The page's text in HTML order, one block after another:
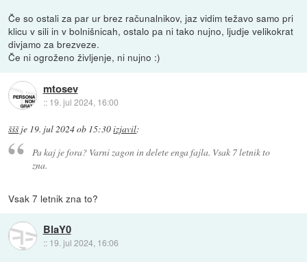
Če so ostali za par ur brez računalnikov, jaz vidim težavo samo pri
klicu v sili in v bolnišnicah, ostalo pa ni tako nujno, ljudje velikokrat
divjamo za brezveze.
Če ni ogroženo življenje, ni nujno :)
mtosev
:: 19. jul 2024, 16:00
šššje 19. jul 2024 ob 15:30izjavil:
Pa kaj je fora? Varni zagon in delete enga fajla. Vsak 7 letnik to
zna.
Vsak 7 letnik zna to?
BlaY0
:: 19. jul 2024, 16:06